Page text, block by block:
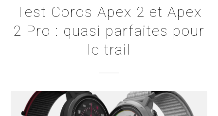
Test Coros Apex 2 et Apex
2 Pro : quasi parfaites pour
le trail